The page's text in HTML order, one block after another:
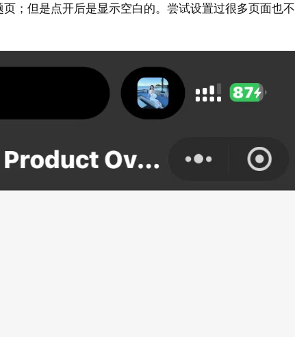
；但是点开后是显示空白的。尝试设置过很多页面也不